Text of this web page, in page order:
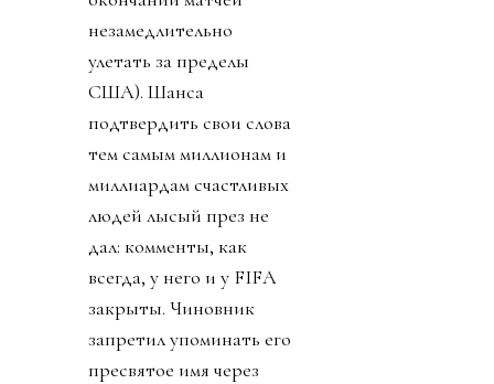
незамедлительно
улетать за пределы
США). Шанса
подтвердить свои слова
тем самым миллионам и
миллиардам счастливых
людей лысый през не
дал: комменты, как
всегда, у него и у FIFA
закрыты. Чиновник
запретил упоминать его
пресвятое имя через